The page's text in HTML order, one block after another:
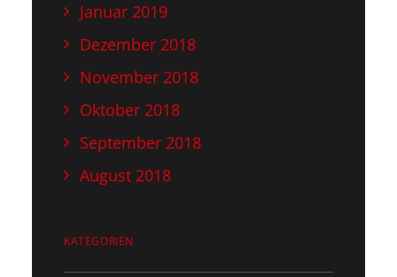
Januar 2019
Dezember 2018
November 2018
Oktober 2018
September 2018
August 2018
KATEGORIEN